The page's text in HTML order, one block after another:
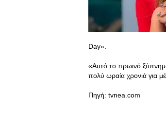
Day».
«Αυτό το πρωινό
πολύ ωραία χρονιά για
Πηγή: tvnea.com